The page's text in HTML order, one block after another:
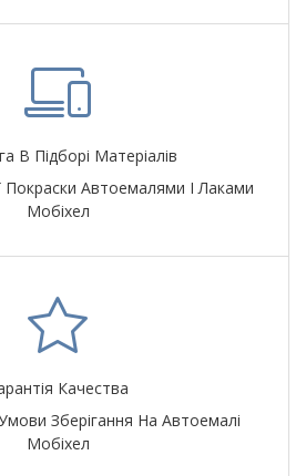
В Підборі Матеріалів
Покраски Автоемалями І Лаками
Мобіхел
Качества
Зберігання На Автоемалі
Мобіхел